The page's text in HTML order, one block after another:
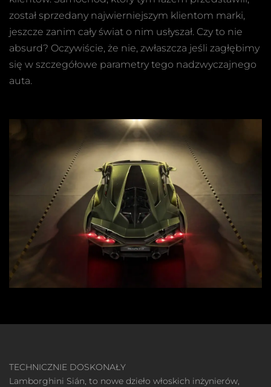
został sprzedany najwierniejszym klientom marki,
jeszcze zanim cały świat o nim usłyszał. Czy to nie
absurd? Oczywiście, że nie, zwłaszcza jeśli zagłębimy
się w szczegółowe parametry tego nadzwyczajnego
auta.
TECHNICZNIE DOSKONAŁY
Lamborghini Sián, to nowe dzieło włoskich inżynierów,